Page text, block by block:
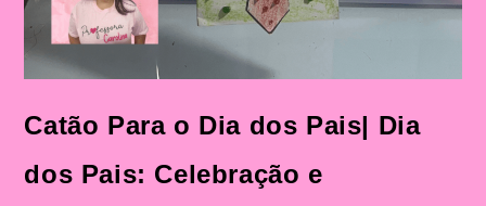
Catão Para o Dia dos Pais| Dia
dos Pais: Celebração e